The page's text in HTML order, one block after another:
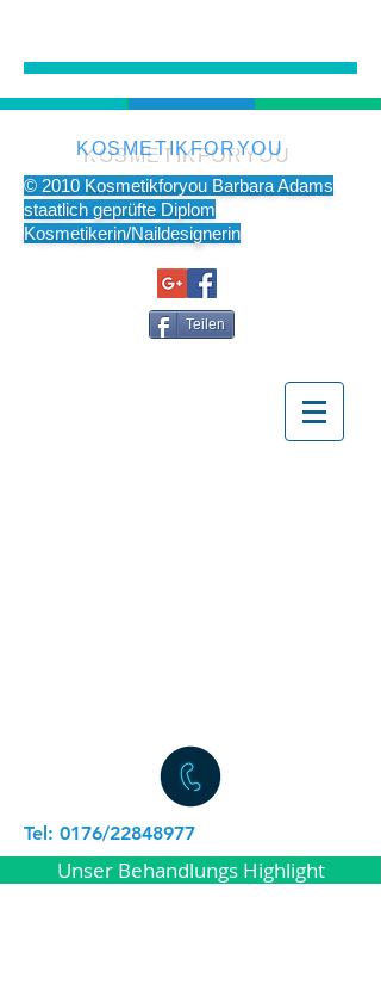
KOSMETIKFORYOU
© 2010 Kosmetikforyou Barbara Adams
staatlich geprüfte Diplom
Kosmetikerin/Naildesignerin
Teilen
Tel: 0176/22848977
Unser Behandlungs Highlight